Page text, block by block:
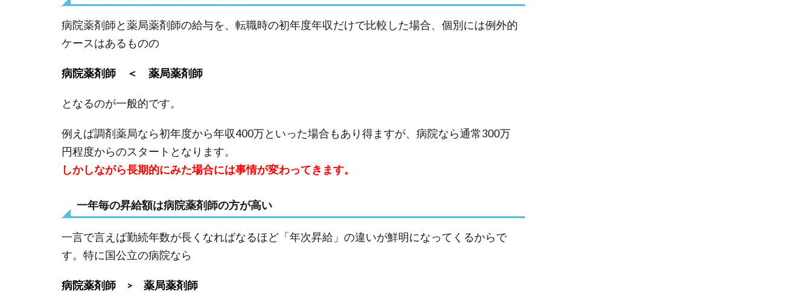
病院薬剤師と薬局薬剤師の給与を、転職時の初年度年収だけで比較した場合、個別には例外的
ケースはあるものの
病院薬剤師 ＜ 薬局薬剤師
となるのが一般的です。
例えば調剤薬局なら初年度から年収400万といった場合もあり得ますが、病院なら通常300万
円程度からのスタートとなります。
しかしながら長期的にみた場合には事情が変わってきます。
一年毎の昇給額は病院薬剤師の方が高い
一言で言えば勤続年数が長くなればなるほど「年次昇給」の違いが鮮明になってくるからで
す。特に国公立の病院なら
病院薬剤師 > 薬局薬剤師